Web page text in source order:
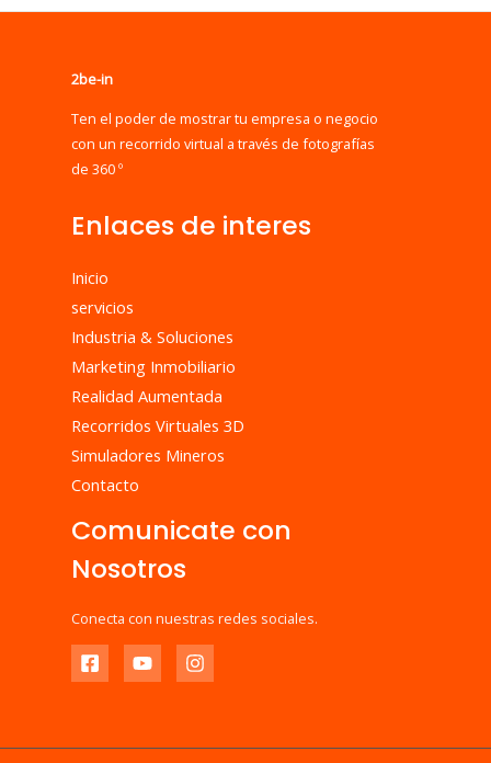
2be-in
Ten el poder de mostrar tu empresa o negocio
con un recorrido virtual a través de fotografías
de 360 º
Enlaces de interes
Inicio
servicios
Industria & Soluciones
Marketing Inmobiliario
Realidad Aumentada
Recorridos Virtuales 3D
Simuladores Mineros
Contacto
Comunicate con
Nosotros
Conecta con nuestras redes sociales.